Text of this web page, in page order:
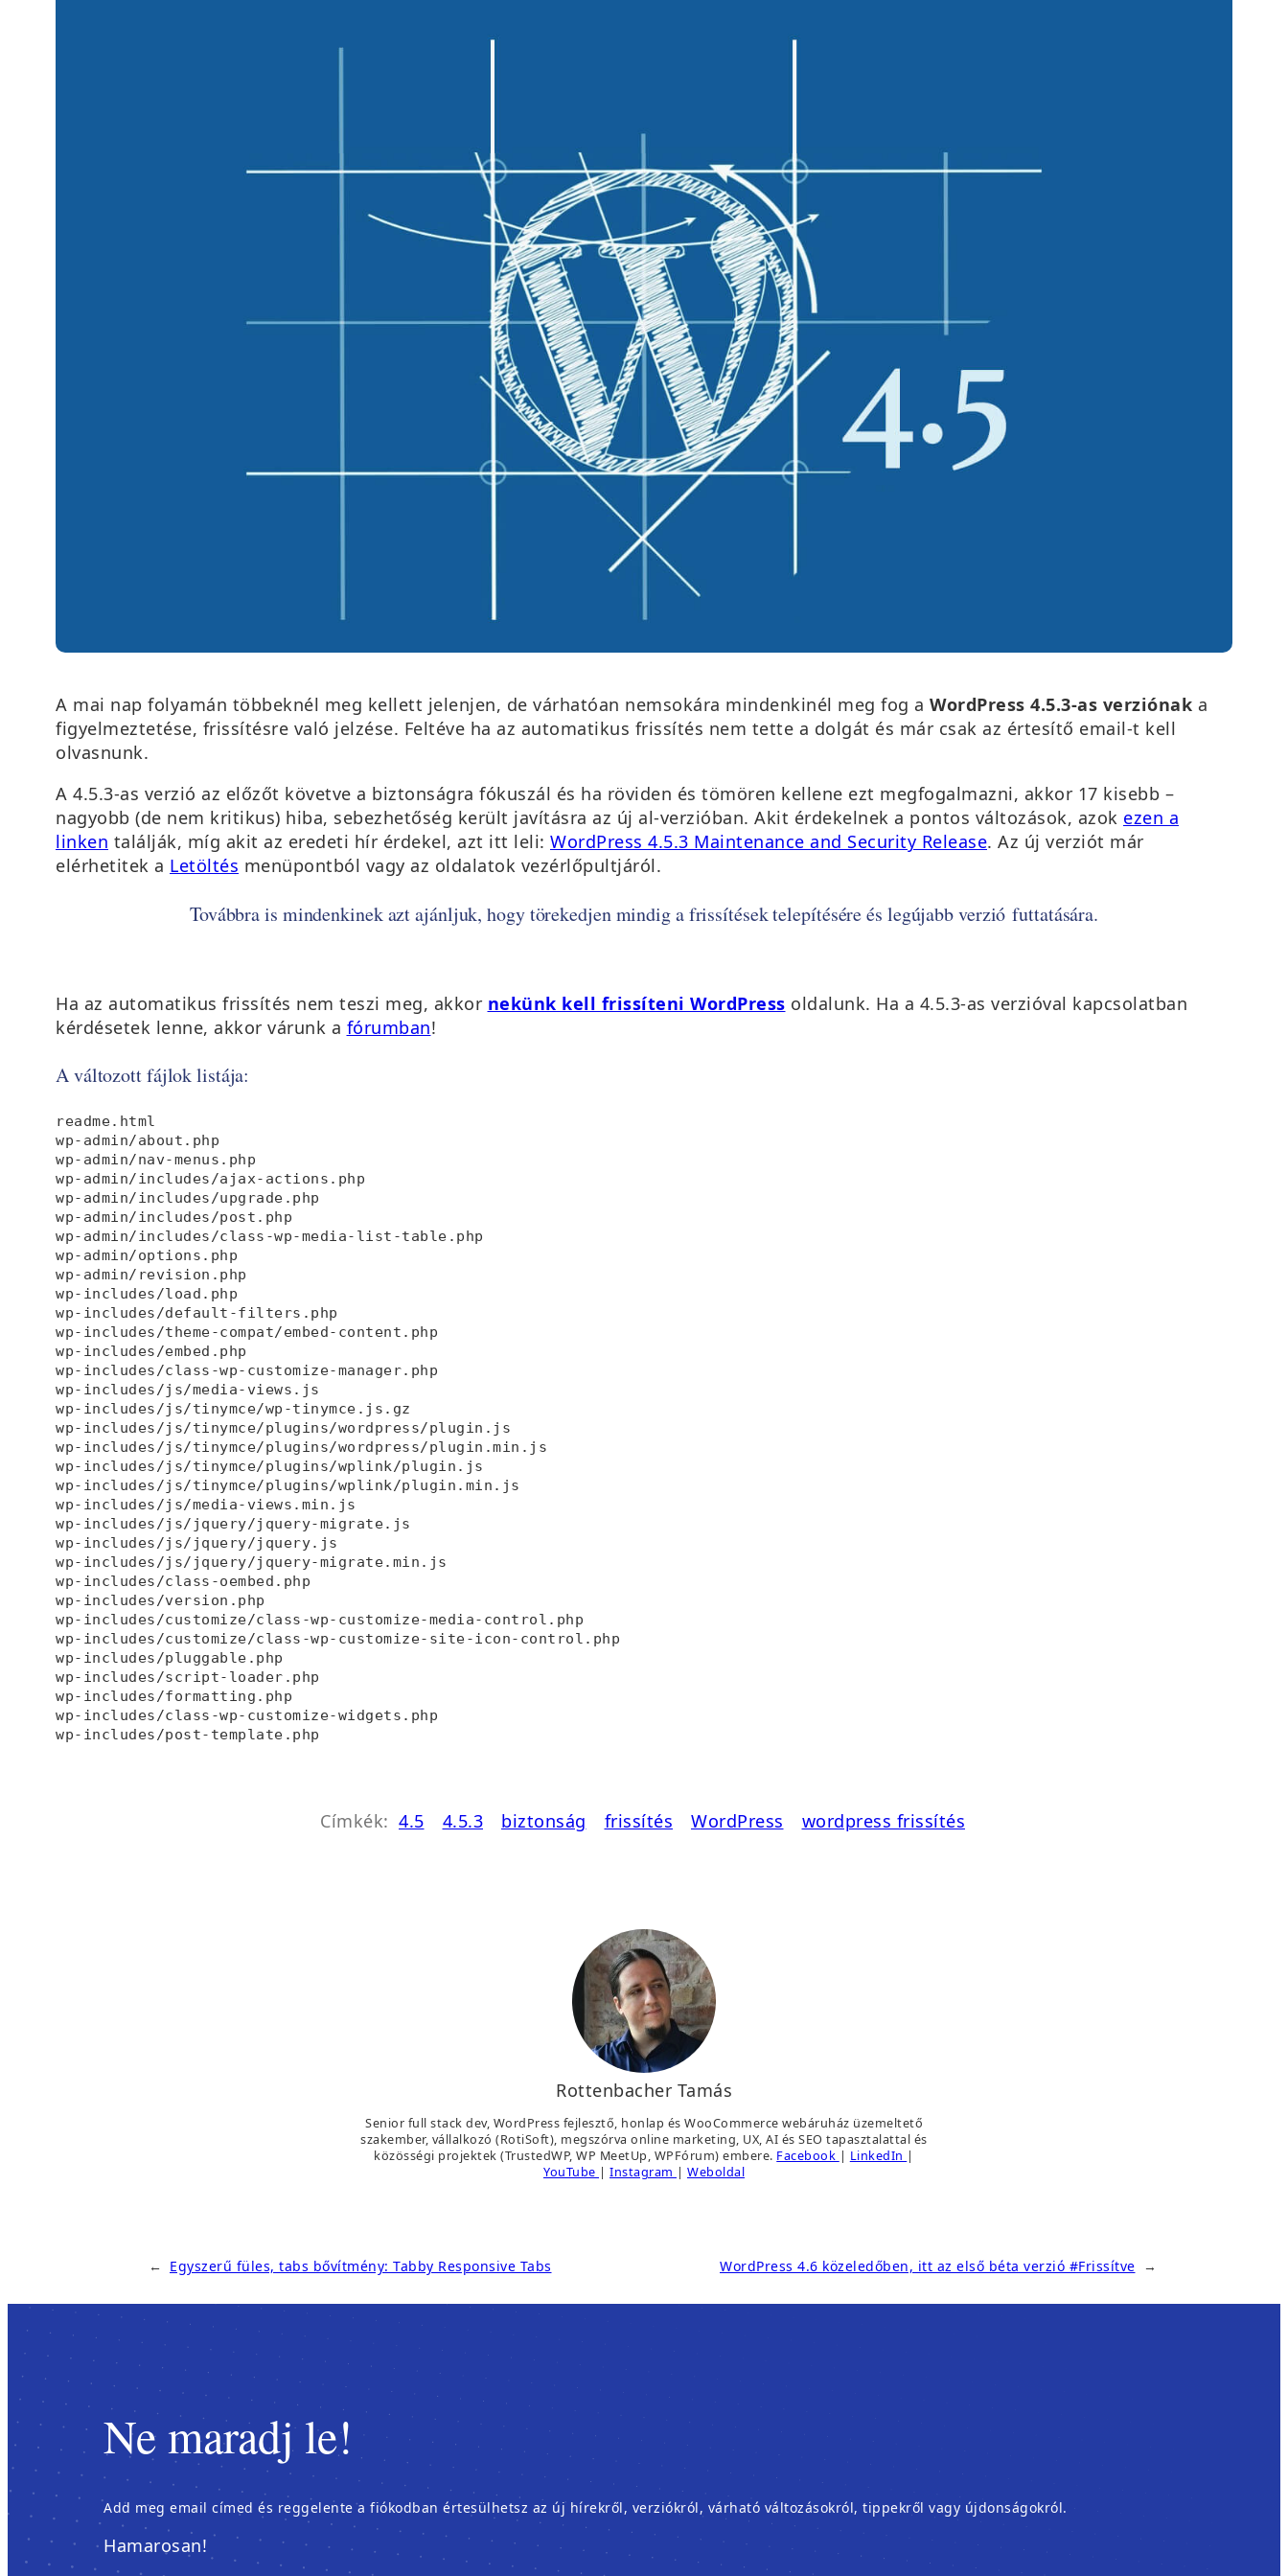
A mai nap folyamán többeknél meg kellett jelenjen, de várhatóan nemsokára mindenkinél meg fog a WordPress 4.5.3-as verziónak a
figyelmeztetése, frissítésre való jelzése. Feltéve ha az automatikus frissítés nem tette a dolgát és már csak az értesítő email-t kell
olvasnunk.
A 4.5.3-as verzió az előzőt követve a biztonságra fókuszál és ha röviden és tömören kellene ezt megfogalmazni, akkor 17 kisebb –
nagyobb (de nem kritikus) hiba, sebezhetőség került javításra az új al-verzióban. Akit érdekelnek a pontos változások, azok ezen a
linken találják, míg akit az eredeti hír érdekel, azt itt leli: WordPress 4.5.3 Maintenance and Security Release. Az új verziót már
elérhetitek a Letöltés menüpontból vagy az oldalatok vezérlőpultjáról.
Továbbra is mindenkinek azt ajánljuk, hogy törekedjen mindig a frissítések telepítésére és legújabb verzió futtatására.
Ha az automatikus frissítés nem teszi meg, akkor nekünk kell frissíteni WordPress oldalunk. Ha a 4.5.3-as verzióval kapcsolatban
kérdésetek lenne, akkor várunk a fórumban!
A változott fájlok listája:
readme.html
wp-admin/about.php
wp-admin/nav-menus.php
wp-admin/includes/ajax-actions.php
wp-admin/includes/upgrade.php
wp-admin/includes/post.php
wp-admin/includes/class-wp-media-list-table.php
wp-admin/options.php
wp-admin/revision.php
wp-includes/load.php
wp-includes/default-filters.php
wp-includes/theme-compat/embed-content.php
wp-includes/embed.php
wp-includes/class-wp-customize-manager.php
wp-includes/js/media-views.js
wp-includes/js/tinymce/wp-tinymce.js.gz
wp-includes/js/tinymce/plugins/wordpress/plugin.js
wp-includes/js/tinymce/plugins/wordpress/plugin.min.js
wp-includes/js/tinymce/plugins/wplink/plugin.js
wp-includes/js/tinymce/plugins/wplink/plugin.min.js
wp-includes/js/media-views.min.js
wp-includes/js/jquery/jquery-migrate.js
wp-includes/js/jquery/jquery.js
wp-includes/js/jquery/jquery-migrate.min.js
wp-includes/class-oembed.php
wp-includes/version.php
wp-includes/customize/class-wp-customize-media-control.php
wp-includes/customize/class-wp-customize-site-icon-control.php
wp-includes/pluggable.php
wp-includes/script-loader.php
wp-includes/formatting.php
wp-includes/class-wp-customize-widgets.php
wp-includes/post-template.php
Címkék: 4.5 4.5.3 biztonság frissítés WordPress wordpress frissítés
Rottenbacher Tamás
Senior full stack dev, WordPress fejlesztő, honlap és WooCommerce webáruház üzemeltető
szakember, vállalkozó (RotiSoft), megszórva online marketing, UX, AI és SEO tapasztalattal és
közösségi projektek (TrustedWP, WP MeetUp, WPFórum) embere. Facebook | LinkedIn |
YouTube | Instagram | Weboldal
← Egyszerű füles, tabs bővítmény: Tabby Responsive Tabs WordPress 4.6 közeledőben, itt az első béta verzió #Frissítve →
Ne maradj le!
Add meg email címed és reggelente a fiókodban értesülhetsz az új hírekről, verziókról, várható változásokról, tippekről vagy újdonságokról.
Hamarosan!